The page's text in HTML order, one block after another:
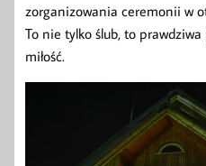
zorganizowania ceremonii w
To nie tylko ślub, to
miłość.